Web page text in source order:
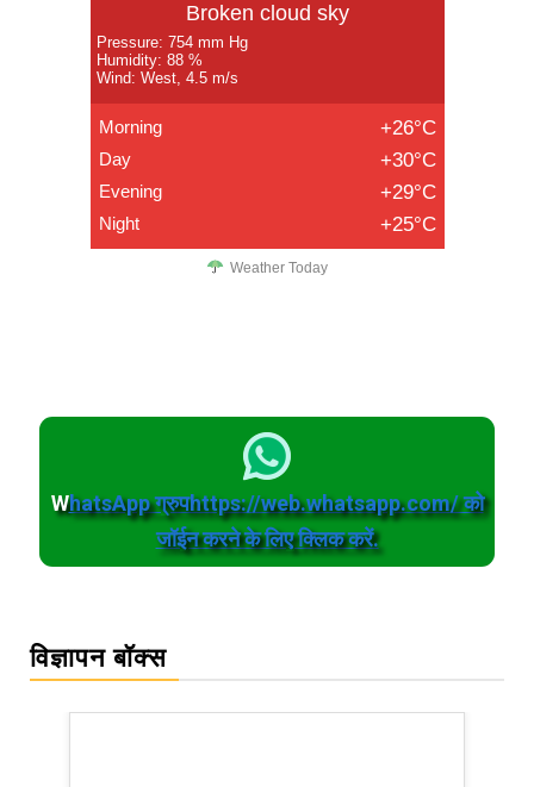
Broken cloud sky
Pressure: 754 mm Hg
Humidity: 88 %
Wind: West, 4.5 m/s
Morning +26°C
Day +30°C
Evening +29°C
Night +25°C
Weather Today
WhatsApp ग्रुपhttps://web.whatsapp.com/ को
जॉईन करने के लिए क्लिक करें.
विज्ञापन बॉक्स